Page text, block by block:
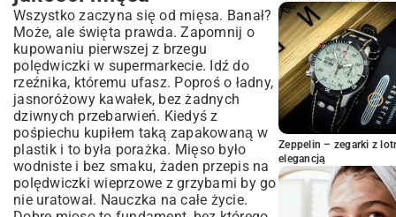
Jak połączyć wszystko w kremową,
obłędną całość?
Z czym podać to cudo? I co jak nam się
znudzi?
To co, gotujemy?
Wszystko zaczyna się od mięsa. Banał?
Może, ale święta prawda. Zapomnij o
kupowaniu pierwszej z brzegu
polędwiczki w supermarkecie. Idź do
rzeźnika, któremu ufasz. Poproś o ładny,
jasnoróżowy kawałek, bez żadnych
dziwnych przebarwień. Kiedyś z
pośpiechu kupiłem taką zapakowaną w
plastik i to była porażka. Mięso było
wodniste i bez smaku, żaden przepis na
polędwiczki wieprzowe z grzybami by go
nie uratował. Nauczka na całe życie.
Zeppelin – zegarki z
elegancją